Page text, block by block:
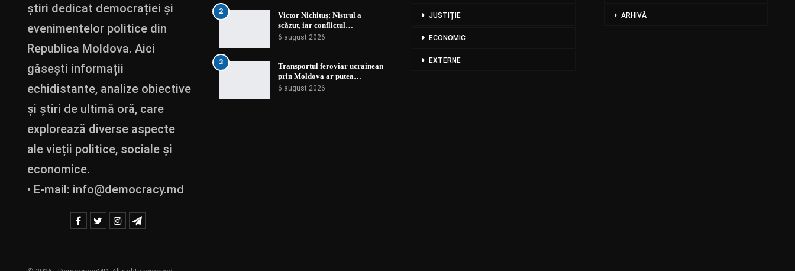
știri dedicat democrației și
evenimentelor politice din
Republica Moldova. Aici
găsești informații
echidistante, analize obiective
și știri de ultimă oră, care
explorează diverse aspecte
ale vieții politice, sociale și
economice.
• E-mail: info@democracy.md
2
Victor Nichituș: Nistrul a
scăzut, iar conflictul…
6 august 2026
3
Transportul feroviar ucrainean
prin Moldova ar putea…
6 august 2026
JUSTIȚIE
ECONOMIC
EXTERNE
ARHIVĂ